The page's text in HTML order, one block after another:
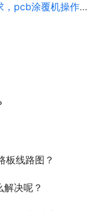
涂覆机操作规程
板线路图？
决呢？